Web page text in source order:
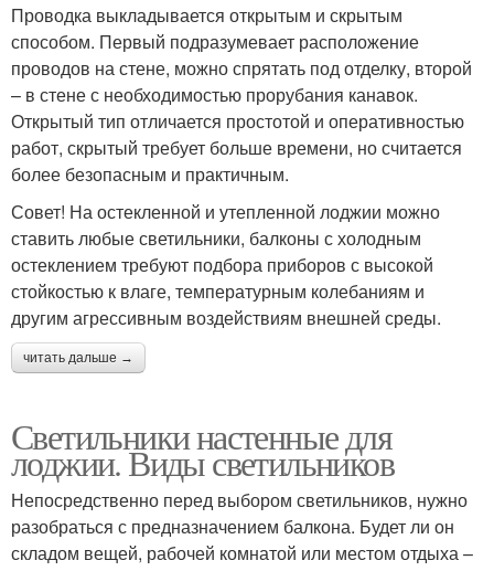
Проводка выкладывается открытым и скрытым
способом. Первый подразумевает расположение
проводов на стене, можно спрятать под отделку, второй
– в стене с необходимостью прорубания канавок.
Открытый тип отличается простотой и оперативностью
работ, скрытый требует больше времени, но считается
более безопасным и практичным.
Совет! На остекленной и утепленной лоджии можно
ставить любые светильники, балконы с холодным
остеклением требуют подбора приборов с высокой
стойкостью к влаге, температурным колебаниям и
другим агрессивным воздействиям внешней среды.
читать дальше →
Светильники настенные для
лоджии. Виды светильников
Непосредственно перед выбором светильников, нужно
разобраться с предназначением балкона. Будет ли он
складом вещей, рабочей комнатой или местом отдыха –